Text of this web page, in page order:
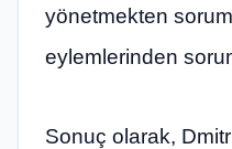
yönetmekten
eylemlerinden
Sonuç olarak,